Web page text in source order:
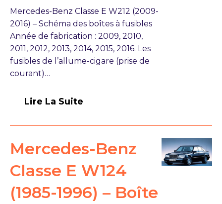
Mercedes-Benz Classe E W212 (2009-
2016) – Schéma des boîtes à fusibles
Année de fabrication : 2009, 2010,
2011, 2012, 2013, 2014, 2015, 2016. Les
fusibles de l’allume-cigare (prise de
courant)…
Lire La Suite
Mercedes-Benz
Classe E W124
(1985-1996) – Boîte